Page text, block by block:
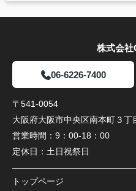
株式会
06-6226-7400
〒541-0054
大阪府大阪市中央区南本町３
営業時間： 9：00-18：00
定休日： 土日祝祭日
トップページ